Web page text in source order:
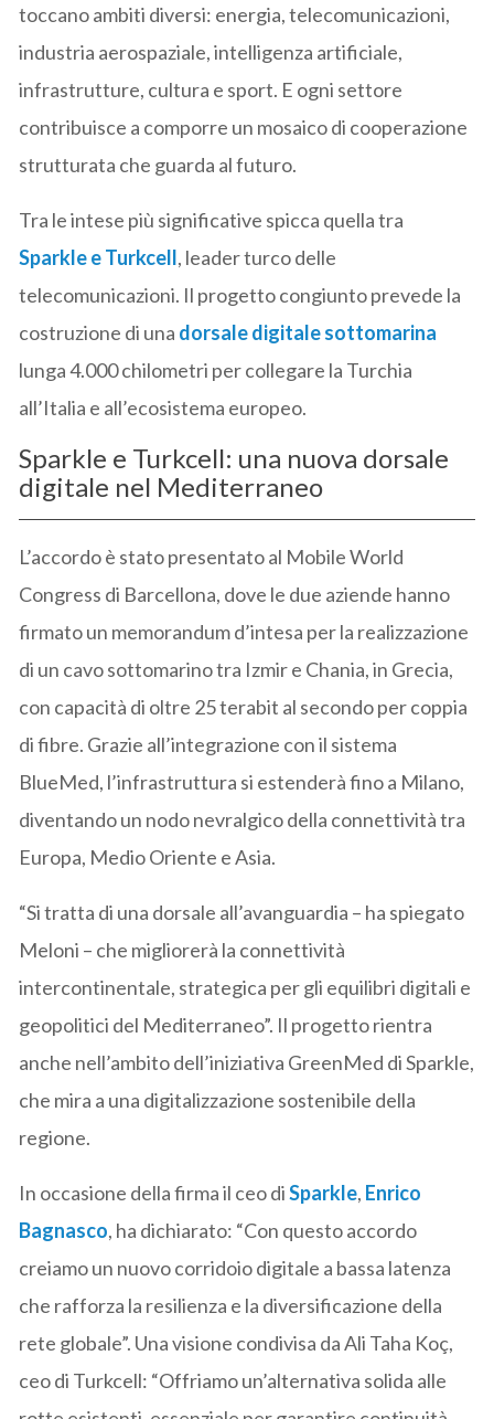
toccano ambiti diversi: energia, telecomunicazioni,
industria aerospaziale, intelligenza artificiale,
infrastrutture, cultura e sport. E ogni settore
contribuisce a comporre un mosaico di cooperazione
strutturata che guarda al futuro.
Tra le intese più significative spicca quella tra
Sparkle e Turkcell, leader turco delle
telecomunicazioni. Il progetto congiunto prevede la
costruzione di una dorsale digitale sottomarina
lunga 4.000 chilometri per collegare la Turchia
all’Italia e all’ecosistema europeo.
Sparkle e Turkcell: una nuova dorsale
digitale nel Mediterraneo
L’accordo è stato presentato al Mobile World
Congress di Barcellona, dove le due aziende hanno
firmato un memorandum d’intesa per la realizzazione
di un cavo sottomarino tra Izmir e Chania, in Grecia,
con capacità di oltre 25 terabit al secondo per coppia
di fibre. Grazie all’integrazione con il sistema
BlueMed, l’infrastruttura si estenderà fino a Milano,
diventando un nodo nevralgico della connettività tra
Europa, Medio Oriente e Asia.
“Si tratta di una dorsale all’avanguardia – ha spiegato
Meloni – che migliorerà la connettività
intercontinentale, strategica per gli equilibri digitali e
geopolitici del Mediterraneo”. Il progetto rientra
anche nell’ambito dell’iniziativa GreenMed di Sparkle,
che mira a una digitalizzazione sostenibile della
regione.
In occasione della firma il ceo diSparkle, Enrico
Bagnasco, ha dichiarato: “Con questo accordo
creiamo un nuovo corridoio digitale a bassa latenza
che rafforza la resilienza e la diversificazione della
rete globale”. Una visione condivisa da Ali Taha Koç,
ceo di Turkcell: “Offriamo un’alternativa solida alle